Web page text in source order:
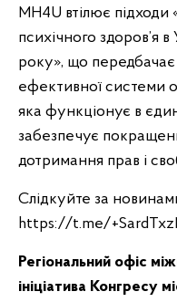
MH4U втілює
психічного здоров’я
року», що передбачає
ефективної системи
яка функціонує в
забезпечує
дотримання прав і
Слідкуйте за
https://t.me/
Регіональний офіс
ініціатива Конгресу